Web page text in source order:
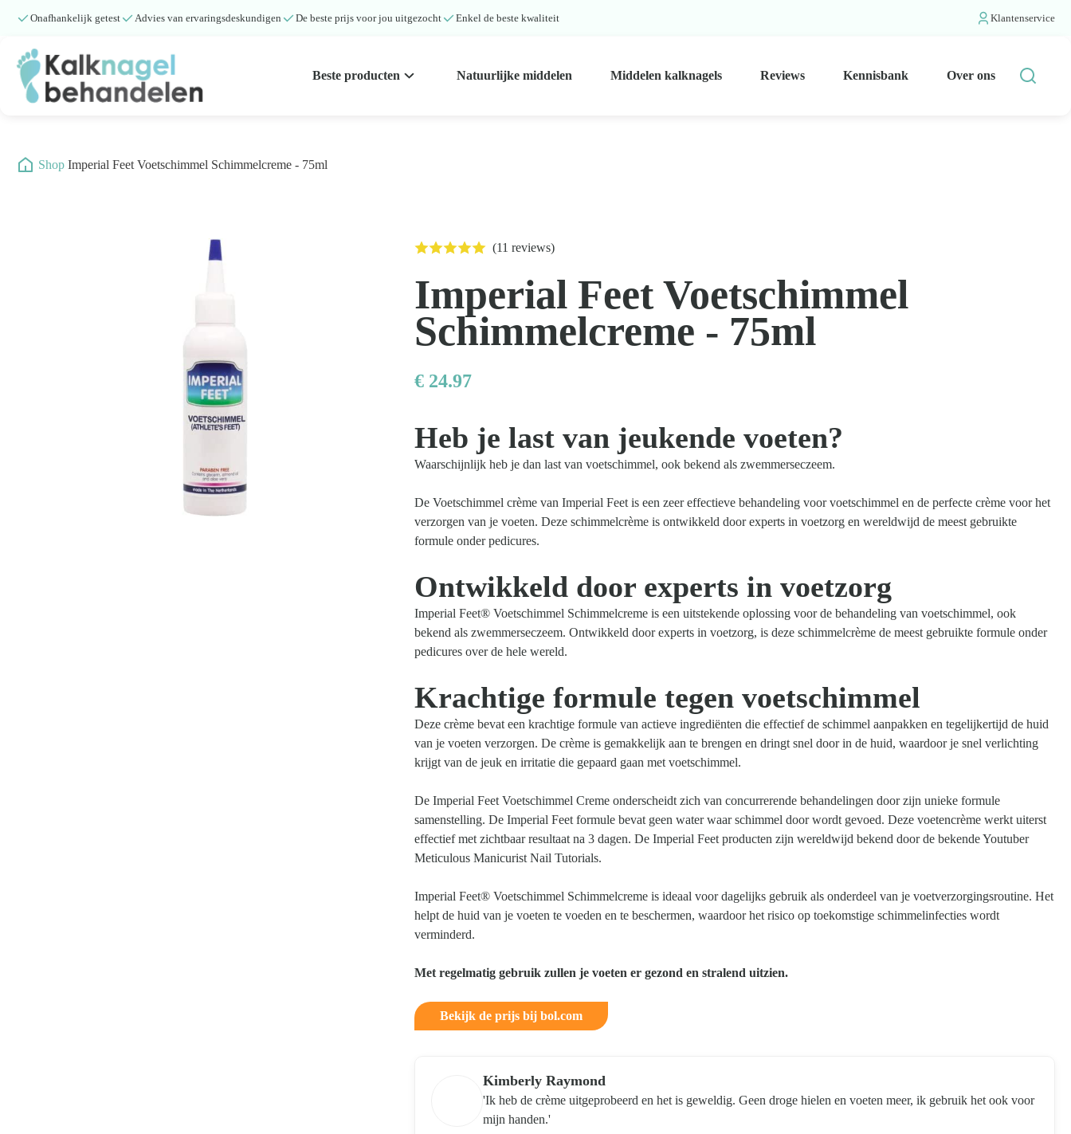
Onafhankelijk getest Advies van ervaringsdeskundigen De beste prijs voor jou uitgezocht Enkel de beste kwaliteit Klantenservice
Beste producten Natuurlijke middelen Middelen kalknagels Reviews Kennisbank Over ons
Beste producten Submenu
Kom van je kalknagels af
Shop Imperial Feet Voetschimmel Schimmelcreme - 75ml
(11 reviews)
Imperial Feet Voetschimmel
Schimmelcreme - 75ml
€ 24.97
Heb je last van jeukende voeten?
Waarschijnlijk heb je dan last van voetschimmel, ook bekend als zwemmerseczeem.
De Voetschimmel crème van Imperial Feet is een zeer effectieve behandeling voor voetschimmel en de perfecte crème voor het
verzorgen van je voeten. Deze schimmelcrème is ontwikkeld door experts in voetzorg en wereldwijd de meest gebruikte
formule onder pedicures.
Ontwikkeld door experts in voetzorg
Imperial Feet® Voetschimmel Schimmelcreme is een uitstekende oplossing voor de behandeling van voetschimmel, ook
bekend als zwemmerseczeem. Ontwikkeld door experts in voetzorg, is deze schimmelcrème de meest gebruikte formule onder
pedicures over de hele wereld.
Krachtige formule tegen voetschimmel
Deze crème bevat een krachtige formule van actieve ingrediënten die effectief de schimmel aanpakken en tegelijkertijd de huid
van je voeten verzorgen. De crème is gemakkelijk aan te brengen en dringt snel door in de huid, waardoor je snel verlichting
krijgt van de jeuk en irritatie die gepaard gaan met voetschimmel.
De Imperial Feet Voetschimmel Creme onderscheidt zich van concurrerende behandelingen door zijn unieke formule
samenstelling. De Imperial Feet formule bevat geen water waar schimmel door wordt gevoed. Deze voetencrème werkt uiterst
effectief met zichtbaar resultaat na 3 dagen. De Imperial Feet producten zijn wereldwijd bekend door de bekende Youtuber
Meticulous Manicurist Nail Tutorials.
Imperial Feet® Voetschimmel Schimmelcreme is ideaal voor dagelijks gebruik als onderdeel van je voetverzorgingsroutine. Het
helpt de huid van je voeten te voeden en te beschermen, waardoor het risico op toekomstige schimmelinfecties wordt
verminderd.
Met regelmatig gebruik zullen je voeten er gezond en stralend uitzien.
Bekijk de prijs bij bol.com
Kimberly Raymond
'Ik heb de crème uitgeprobeerd en het is geweldig. Geen droge hielen en voeten meer, ik gebruik het ook voor
mijn handen.'